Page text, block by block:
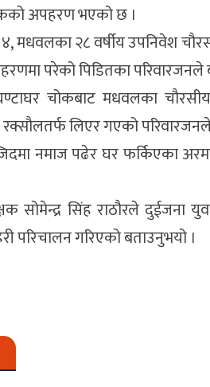
अपहरण भएको छ ।
मधवलका २८ वर्षीय उपनिवेश
परेको पिडितका
चोकबाट मधवलका
लिएर गएको
नमाज पढेर घर फर्किएका
सोमेन्द्र सिंह राठौरले दुईजना
परिचालन गरिएको बताउनुभयो ।